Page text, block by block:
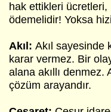
hak ettikleri
ödemelidir! Yoksa
Akıl: Akıl sayesinde
karar vermez. Bir
alana akıllı denmez.
çözüm arayandır.